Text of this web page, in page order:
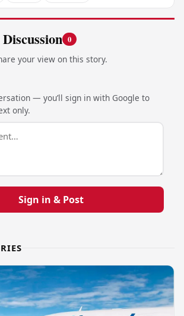
0
your view on this story.
— you’ll sign in with Google to
only.
Sign in & Post